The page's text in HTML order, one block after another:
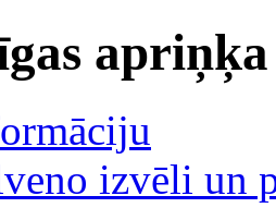
izvēli un